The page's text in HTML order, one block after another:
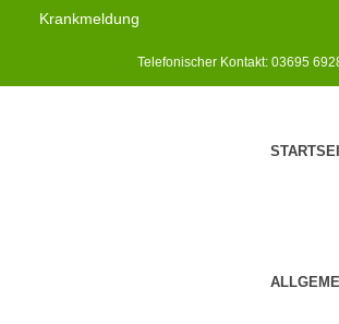
Krankmeldung
Telefonischer Kontakt: 03695